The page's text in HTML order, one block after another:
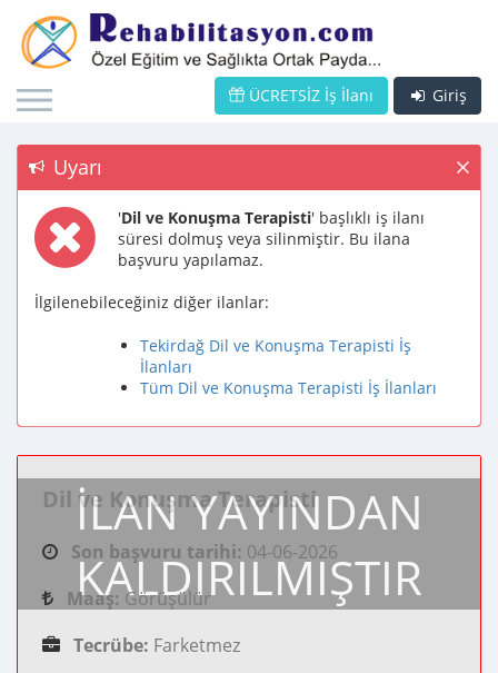
Giriş
ÜCRETSİZ İş İlanı
Uyarı
'Dil ve Konuşma Terapisti' başlıklı iş ilanı
süresi dolmuş veya silinmiştir. Bu ilana
başvuru yapılamaz.
İlgilenebileceğiniz diğer ilanlar:
Tekirdağ Dil ve Konuşma Terapisti İş
İlanları
Tüm Dil ve Konuşma Terapisti İş İlanları
İLAN YAYINDAN
KALDIRILMIŞTIR
Dil ve Konuşma Terapisti
Son başvuru tarihi: 04-06-2026
Maaş: Görüşülür
Tecrübe: Farketmez